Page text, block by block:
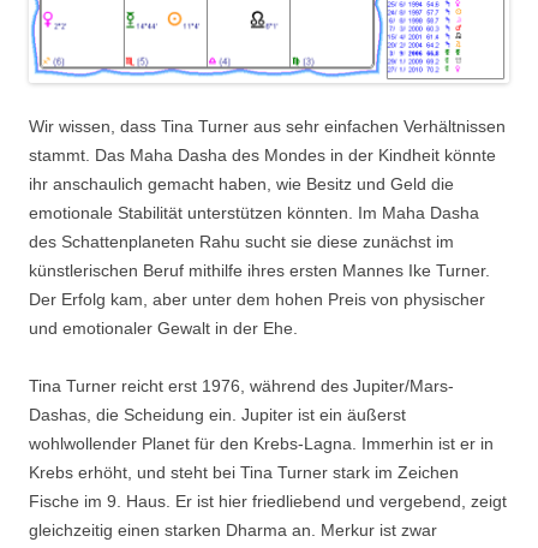
Wir wissen, dass Tina Turner aus sehr einfachen Verhältnissen
stammt. Das Maha Dasha des Mondes in der Kindheit könnte
ihr anschaulich gemacht haben, wie Besitz und Geld die
emotionale Stabilität unterstützen könnten. Im Maha Dasha
des Schattenplaneten Rahu sucht sie diese zunächst im
künstlerischen Beruf mithilfe ihres ersten Mannes Ike Turner.
Der Erfolg kam, aber unter dem hohen Preis von physischer
und emotionaler Gewalt in der Ehe.
Tina Turner reicht erst 1976, während des Jupiter/Mars-
Dashas, die Scheidung ein. Jupiter ist ein äußerst
wohlwollender Planet für den Krebs-Lagna. Immerhin ist er in
Krebs erhöht, und steht bei Tina Turner stark im Zeichen
Fische im 9. Haus. Er ist hier friedliebend und vergebend, zeigt
gleichzeitig einen starken Dharma an. Merkur ist zwar